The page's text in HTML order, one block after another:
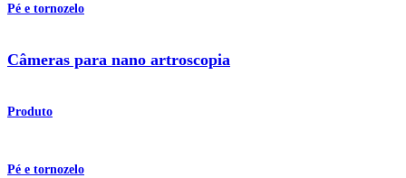
Pé e tornozelo
Câmeras para nano artroscopia
Produto
Pé e tornozelo